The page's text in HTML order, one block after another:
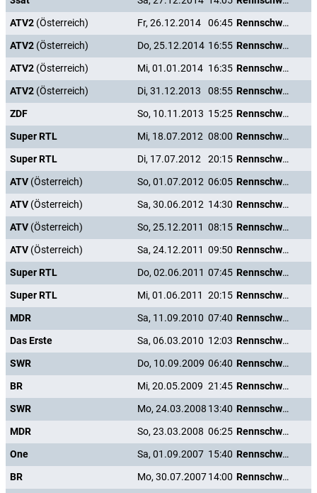
ATV2 (Österreich) Fr, 26.12.2014 06:45
Rennschwein Rudi Rüssel
ATV2 (Österreich) Do, 25.12.2014 16:55
Rennschwein Rudi Rüssel
ATV2 (Österreich) Mi, 01.01.2014 16:35
Rennschwein Rudi Rüssel
ATV2 (Österreich) Di, 31.12.2013 08:55
Rennschwein Rudi Rüssel
ZDF
So, 10.11.2013 15:25
Rennschwein Rudi Rüssel
Super RTL
Mi, 18.07.2012 08:00
Rennschwein Rudi Rüssel
Super RTL
Di, 17.07.2012 20:15
Rennschwein Rudi Rüssel
ATV (Österreich) So, 01.07.2012 06:05
Rennschwein Rudi Rüssel
ATV (Österreich) Sa, 30.06.2012 14:30
Rennschwein Rudi Rüssel
ATV (Österreich) So, 25.12.2011 08:15
Rennschwein Rudi Rüssel
ATV (Österreich) Sa, 24.12.2011 09:50
Rennschwein Rudi Rüssel
Super RTL
Do, 02.06.2011 07:45
Rennschwein Rudi Rüssel
Super RTL
Mi, 01.06.2011 20:15
Rennschwein Rudi Rüssel
MDR
Sa, 11.09.2010 07:40
Rennschwein Rudi Rüssel
Das Erste
Sa, 06.03.2010 12:03
Rennschwein Rudi Rüssel
SWR
Do, 10.09.2009 06:40
Rennschwein Rudi Rüssel
BR
Mi, 20.05.2009 21:45
Rennschwein Rudi Rüssel
SWR
Mo, 24.03.2008 13:40
Rennschwein Rudi Rüssel
MDR
So, 23.03.2008 06:25
Rennschwein Rudi Rüssel
One
Sa, 01.09.2007 15:40
Rennschwein Rudi Rüssel
BR
Mo, 30.07.200714:00
Rennschwein Rudi Rüssel